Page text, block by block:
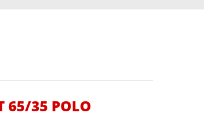
65/35 POLO